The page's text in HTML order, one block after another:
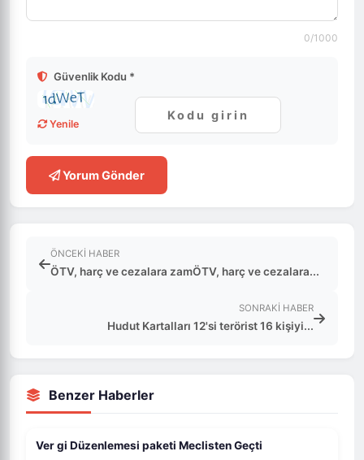
0/1000
Güvenlik Kodu *
Yenile
Yorum Gönder
ÖNCEKI HABER
ÖTV, harç ve cezalara zamÖTV, harç ve cezalara...
SONRAKI HABER
Hudut Kartalları 12'si terörist 16 kişiyi...
Benzer Haberler
Ver gi Düzenlemesi paketi Meclisten Geçti